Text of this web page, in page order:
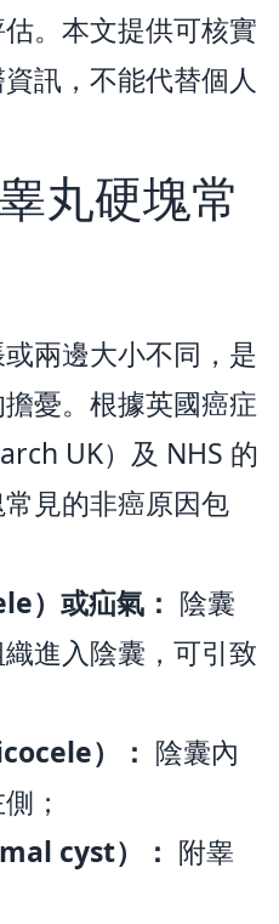
。本文提供可核實
訊，不能代替個人
丸硬塊常
兩邊大小不同，是
憂。根據英國癌症
UK）及 NHS 的
見的非癌原因包
）或疝氣： 陰囊
進入陰囊，可引致
）： 陰囊內
；
cyst）： 附睾